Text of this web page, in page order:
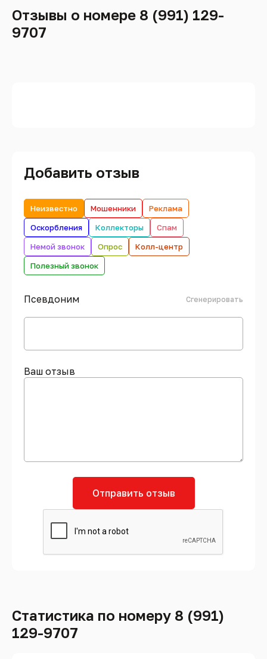
Отзывы о номере 8 (991) 129-
9707
Добавить отзыв
Неизвестно Мошенники
Реклама
Оскорбления
Коллекторы
Спам
Немой звонок
Опрос
Колл-центр
Полезный звонок
Псевдоним Сгенерировать
Ваш отзыв
Отправить отзыв
Статистика по номеру 8 (991)
129-9707